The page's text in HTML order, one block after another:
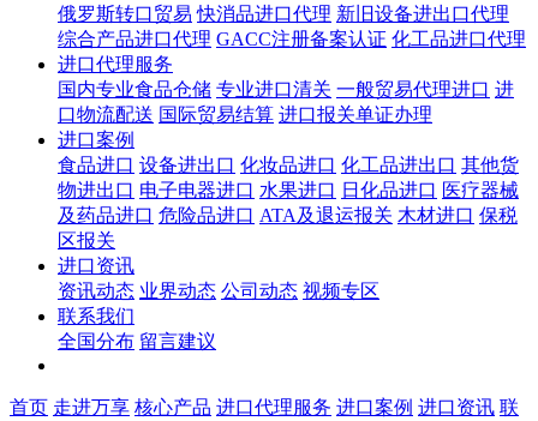
俄罗斯转口贸易 快消品进口代理 新旧设备进出口代理
综合产品进口代理 GACC注册备案认证 化工品进口代理
进口代理服务
国内专业食品仓储 专业进口清关 一般贸易代理进口 进
口物流配送 国际贸易结算 进口报关单证办理
进口案例
食品进口 设备进出口 化妆品进口 化工品进出口 其他货
物进出口 电子电器进口 水果进口 日化品进口 医疗器械
及药品进口 危险品进口 ATA及退运报关 木材进口 保税
区报关
进口资讯
资讯动态 业界动态 公司动态 视频专区
联系我们
全国分布 留言建议
首页 走进万享 核心产品 进口代理服务 进口案例 进口资讯 联